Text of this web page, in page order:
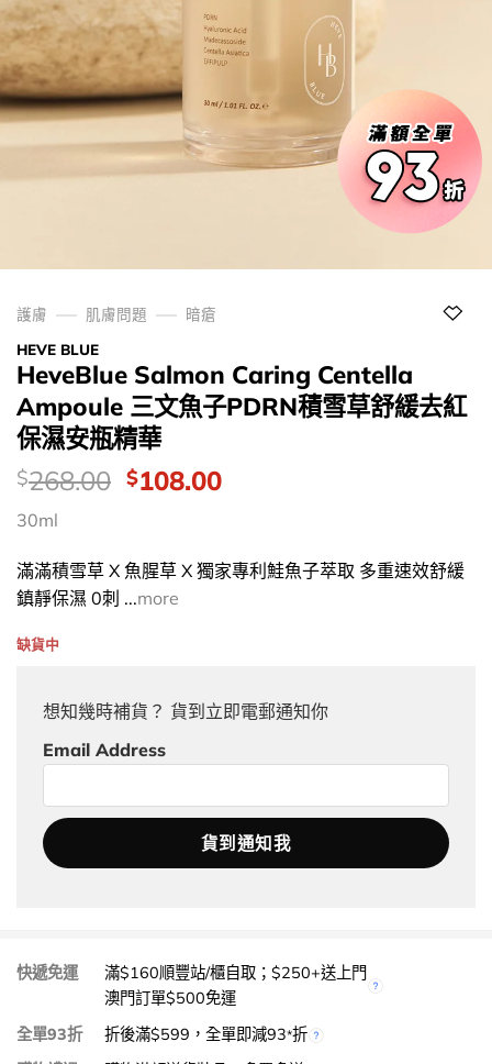
護膚 肌膚問題
暗瘡
HEVE BLUE
HeveBlue Salmon Caring Centella
Ampoule 三文魚子PDRN積雪草舒緩去紅
保濕安瓶精華
價
錢：
$268.00 Original
$268.00.
$108.00Current
$108.00.
30ml
滿滿積雪草 X 魚腥草 X 獨家專利鮭魚子萃取 多重速效舒緩
鎮靜保濕 0刺 ...more
缺貨中
想知幾時補貨？ 貨到立即電郵通知你
Email Address
快遞免運
滿$160順豐站/櫃自取；$250+送上門
澳門訂單$500免運
全單93折
折後滿$599，全單即減93*折